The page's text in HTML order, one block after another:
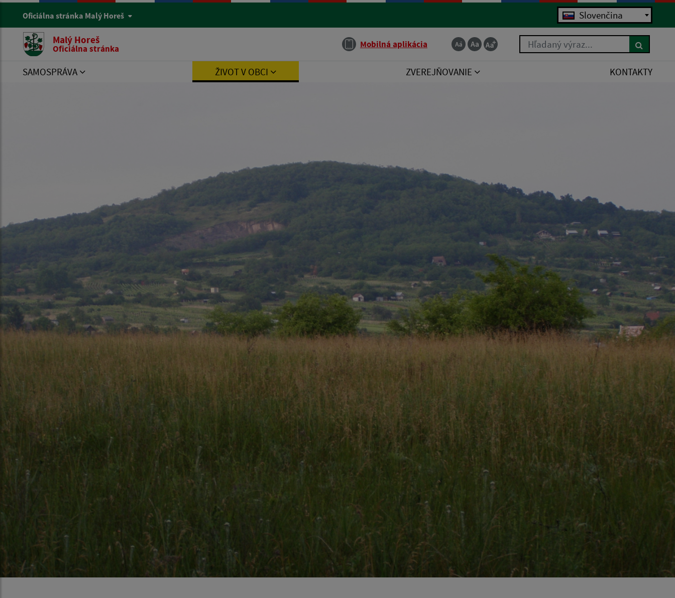
Oficiálna stránka Malý Horeš Slovenčina
Malý Horeš
Oficiálna stránka Mobilná aplikácia Hľadaný výraz...
SAMOSPRÁVA ŽIVOT V OBCI ZVEREJŇOVANIE KONTAKTY